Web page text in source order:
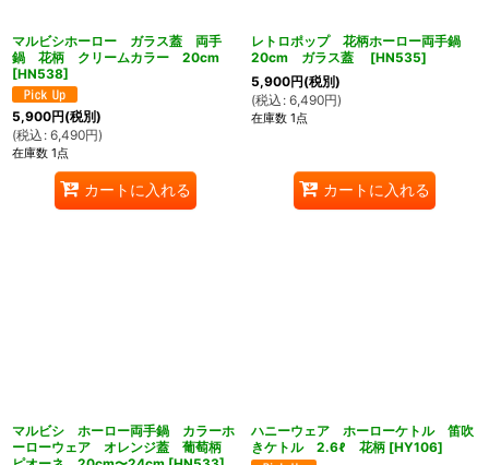
マルビシホーロー ガラス蓋 両手
鍋 花柄 クリームカラー 20cm
[HN538]
5,900円(税別)
(税込 : 6,490円)
在庫数 1点
カートに入れる
レトロポップ 花柄ホーロー両手鍋
20cm ガラス蓋
[HN535]
5,900円(税別)
(税込 : 6,490円)
在庫数 1点
カートに入れる
マルビシ ホーロー両手鍋 カラーホ
ーローウェア オレンジ蓋 葡萄柄
ハニーウェア ホーローケトル 笛吹
きケトル 2.6ℓ 花柄 [HY106]